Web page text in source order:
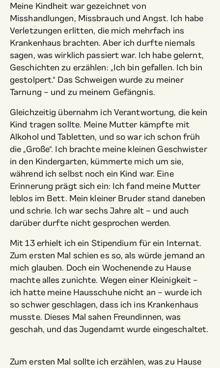
Meine Kindheit war gezeichnet von
Misshandlungen, Missbrauch und Angst. Ich habe
Verletzungen erlitten, die mich mehrfach ins
Krankenhaus brachten. Aber ich durfte niemals
sagen, was wirklich passiert war. Ich habe gelernt,
Geschichten zu erzählen: „Ich bin gefallen. Ich bin
gestolpert.“ Das Schweigen wurde zu meiner
Tarnung – und zu meinem Gefängnis.
Gleichzeitig übernahm ich Verantwortung, die kein
Kind tragen sollte. Meine Mutter kämpfte mit
Alkohol und Tabletten, und so war ich schon früh
die „Große“. Ich brachte meine kleinen Geschwister
in den Kindergarten, kümmerte mich um sie,
während ich selbst noch ein Kind war. Eine
Erinnerung prägt sich ein: Ich fand meine Mutter
leblos im Bett. Mein kleiner Bruder stand daneben
und schrie. Ich war sechs Jahre alt – und auch
darüber durfte nicht gesprochen werden.
Mit 13 erhielt ich ein Stipendium für ein Internat.
Zum ersten Mal schien es so, als würde jemand an
mich glauben. Doch ein Wochenende zu Hause
machte alles zunichte. Wegen einer Kleinigkeit –
ich hatte meine Hausschuhe nicht an – wurde ich
so schwer geschlagen, dass ich ins Krankenhaus
musste. Dieses Mal sahen Freundinnen, was
geschah, und das Jugendamt wurde eingeschaltet.
Zum ersten Mal sollte ich erzählen, was zu Hause